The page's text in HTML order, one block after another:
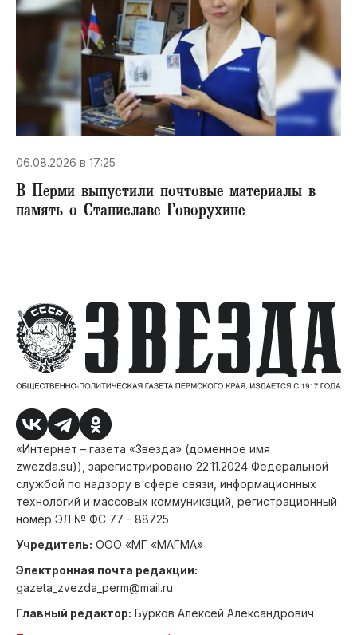
06.08.2026 в 17:25
В Перми выпустили почтовые материалы в
память о Станиславе Говорухине
«Интернет – газета «Звезда» (доменное имя
zwezda.su)), зарегистрировано 22.11.2024 Федеральной
службой по надзору в сфере связи, информационных
технологий и массовых коммуникаций, регистрационный
номер ЭЛ № ФС 77 - 88725
Учредитель: ООО «МГ «МАГМА»
Электронная почта редакции:
gazeta_zvezda_perm@mail.ru
Главный редактор: Бурков Алексей Александрович